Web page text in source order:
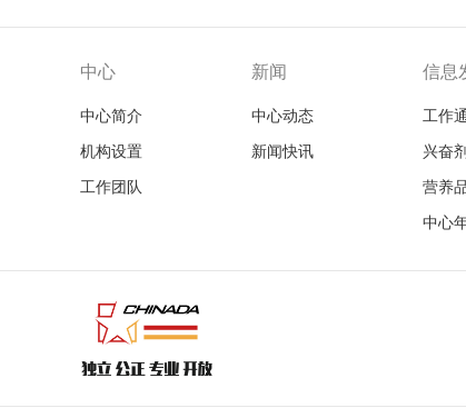
中心
中心简介
机构设置
工作团队
新闻
中心动态
新闻快讯
信息
工作
兴奋
营养
中心